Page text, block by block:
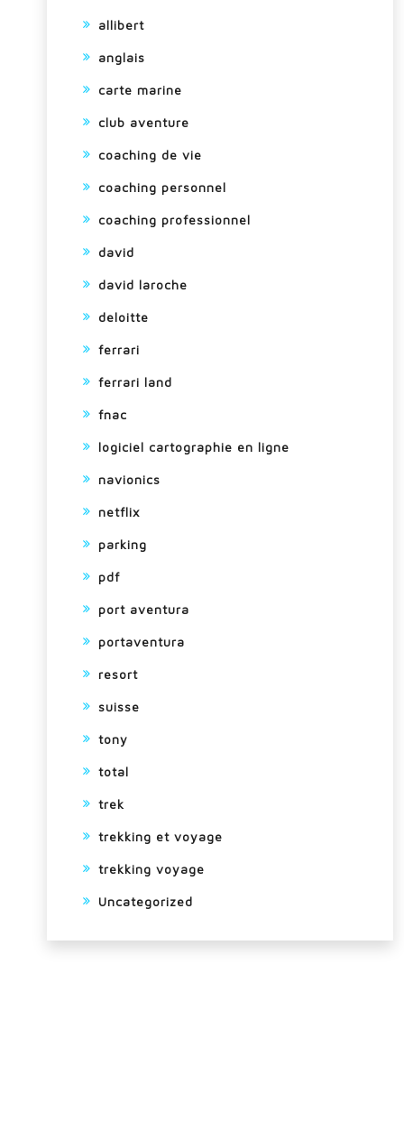
allibert
anglais
carte marine
club aventure
coaching de vie
coaching personnel
coaching professionnel
david
david laroche
deloitte
ferrari
ferrari land
fnac
logiciel cartographie en ligne
navionics
netflix
parking
pdf
port aventura
portaventura
resort
suisse
tony
total
trek
trekking et voyage
trekking voyage
Uncategorized